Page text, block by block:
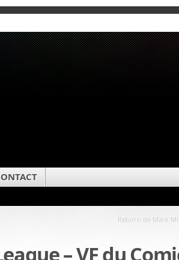
Reborn de Mark
– VF du